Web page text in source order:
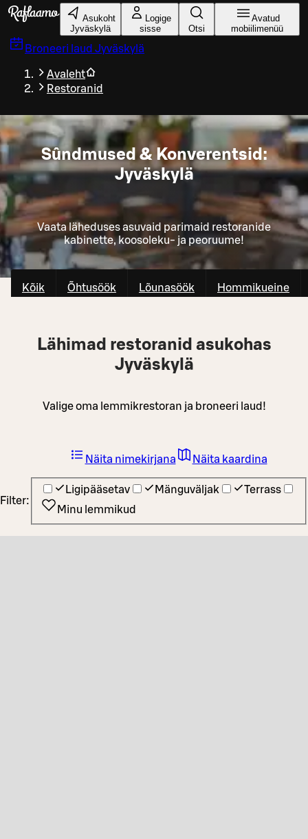
Liigu peamise sisu juurde
Asukoht
Jyväskylä
Logige
sisse
Otsi
Avatud
mobiilimenüü
Broneeri laud Jyväskylä
Avaleht
Restoranid
Sûndmused & Konverentsid:
Jyväskylä
Vaata läheduses asuvaid parimaid restoranide
kabinette, koosoleku- ja peoruume!
Kõik Õhtusöök Lõunasöök Hommikueine
Lähimad restoranid asukohas
Jyväskylä
Valige oma lemmikrestoran ja broneeri laud!
Filter:
Ligipääsetav Mänguväljak
Terrass
Minu lemmikud
Näita nimekirjana Näita kaardina